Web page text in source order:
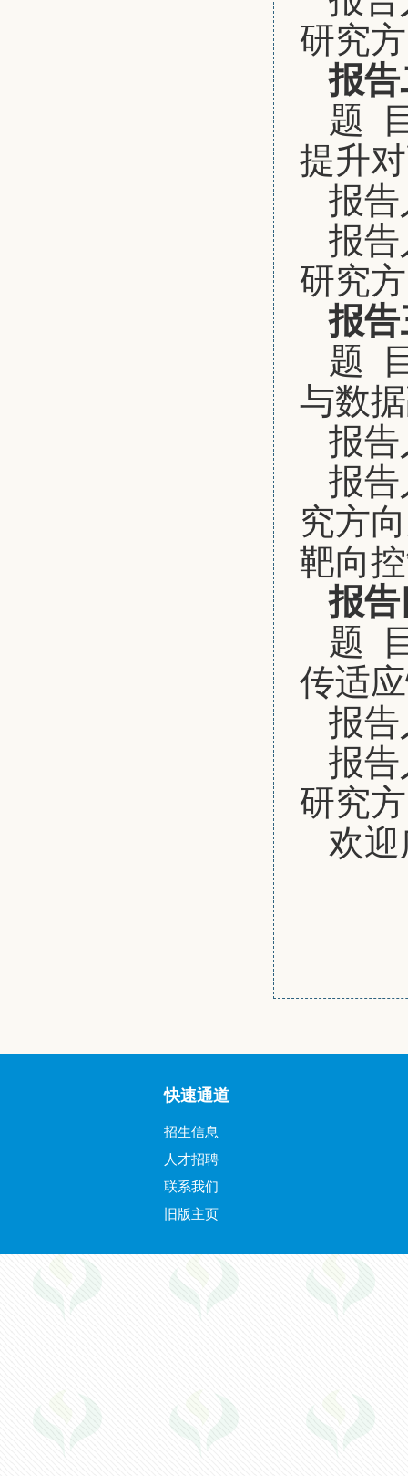
研究
报
题
提升
报
报
研究
报
题
与数
报
报
究方
靶向
报
题
传适
报
报
研究
欢
快速通道
招生信息
人才招聘
联系我们
旧版主页